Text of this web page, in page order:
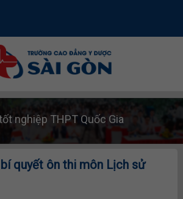
nghiệp THPT Quốc Gia
quyết ôn thi môn Lịch sử